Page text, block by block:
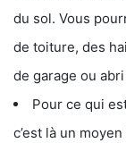
du sol. Vous
de toiture, des
de garage ou
Pour ce qui
c’est là un